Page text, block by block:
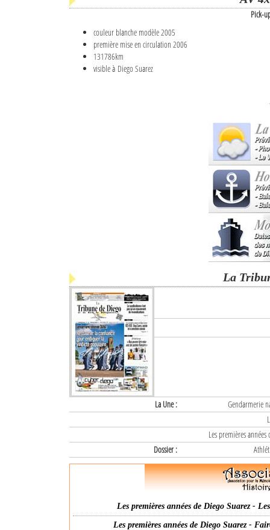
Pick-
couleur blanche modèle 2005
première mise en circulation 2006
131786km
visible à Diego Suarez
La
La Une :
Gendarmerie
Les premières
Dossier :
Les premières années de Diego Suarez -
Les premières années de Diego Suarez -